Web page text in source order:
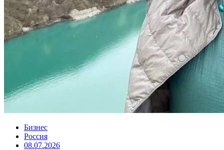
Бизнес
Россия
08.07.2026